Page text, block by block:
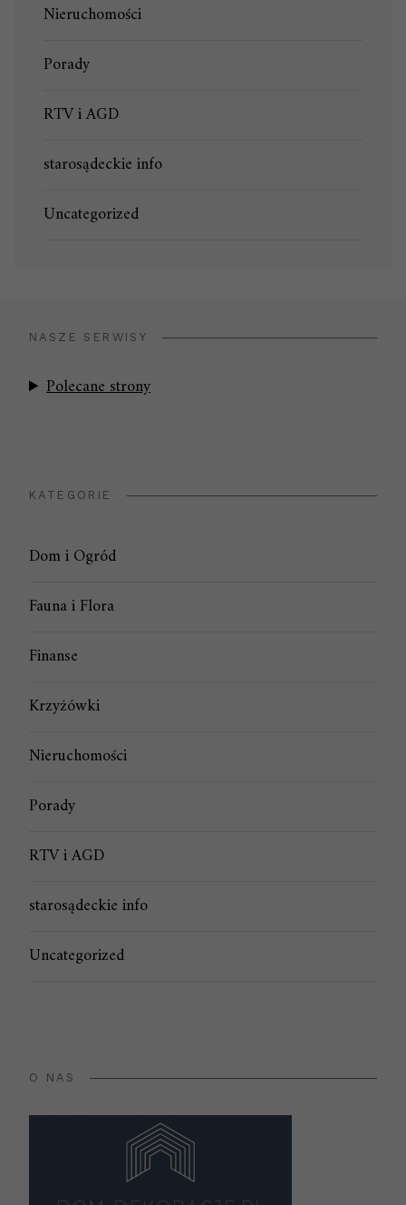
Nieruchomości
Porady
RTV i AGD
starosądeckie info
Uncategorized
NASZE SERWISY
Polecane strony
KATEGORIE
Dom i Ogród
Fauna i Flora
Finanse
Krzyżówki
Nieruchomości
Porady
RTV i AGD
starosądeckie info
Uncategorized
O NAS